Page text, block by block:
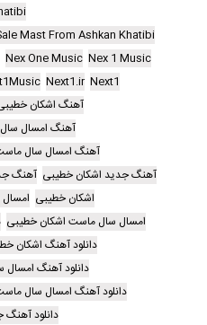
Mast From Ashkan Khatibi
Nex 1 Music
Nex One Music
Next1
Next1.ir
آهنگ اشکان
آهنگ امسال
آهنگ امسال سال
آهنگ جدید اشکان خطیبی آهنگ
اشکان خطیبی
امسال سال ماست اشکان خطیبی
دانلود آهنگ اشکان
دانلود آهنگ
دانلود آهنگ امسال سال
دانلود